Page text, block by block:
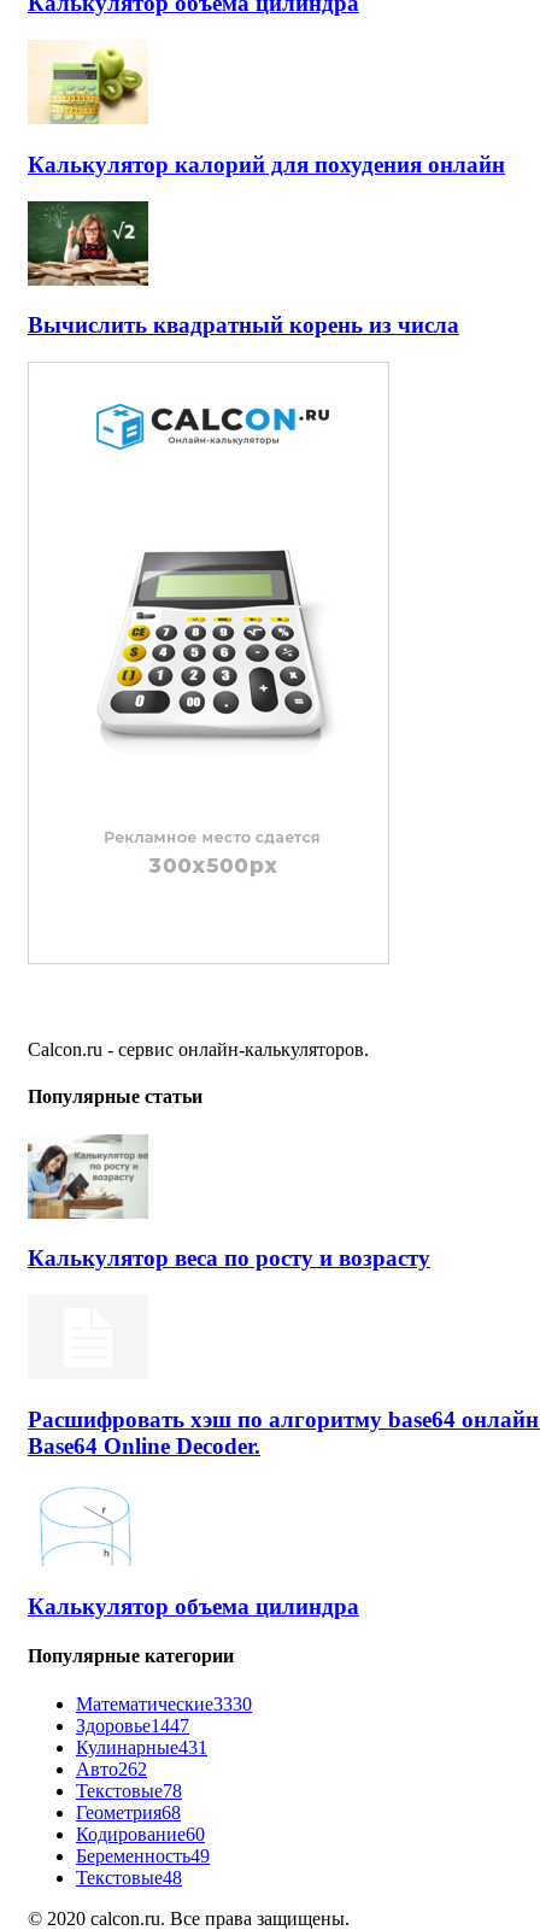
Калькулятор калорий для похудения онлайн
Вычислить квадратный корень из числа
Calcon.ru - сервис онлайн-калькуляторов.
Популярные статьи
Калькулятор веса по росту и возрасту
Расшифровать хэш по алгоритму base64
Base64 Online Decoder.
Калькулятор объема цилиндра
Популярные категории
Математические3330
Здоровье1447
Кулинарные431
Авто262
Текстовые78
Геометрия68
Кодирование60
Беременность49
Текстовые48
© 2020 calcon.ru. Все права защищены.